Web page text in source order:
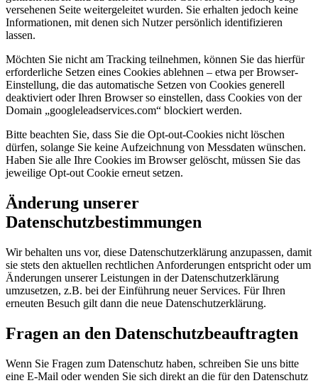
versehenen Seite weitergeleitet wurden. Sie erhalten jedoch keine
Informationen, mit denen sich Nutzer persönlich identifizieren
lassen.
Möchten Sie nicht am Tracking teilnehmen, können Sie das hierfür
erforderliche Setzen eines Cookies ablehnen – etwa per Browser-
Einstellung, die das automatische Setzen von Cookies generell
deaktiviert oder Ihren Browser so einstellen, dass Cookies von der
Domain „googleleadservices.com“ blockiert werden.
Bitte beachten Sie, dass Sie die Opt-out-Cookies nicht löschen
dürfen, solange Sie keine Aufzeichnung von Messdaten wünschen.
Haben Sie alle Ihre Cookies im Browser gelöscht, müssen Sie das
jeweilige Opt-out Cookie erneut setzen.
Änderung unserer
Datenschutzbestimmungen
Wir behalten uns vor, diese Datenschutzerklärung anzupassen, damit
sie stets den aktuellen rechtlichen Anforderungen entspricht oder um
Änderungen unserer Leistungen in der Datenschutzerklärung
umzusetzen, z.B. bei der Einführung neuer Services. Für Ihren
erneuten Besuch gilt dann die neue Datenschutzerklärung.
Fragen an den Datenschutzbeauftragten
Wenn Sie Fragen zum Datenschutz haben, schreiben Sie uns bitte
eine E-Mail oder wenden Sie sich direkt an die für den Datenschutz